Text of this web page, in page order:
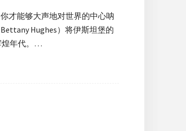
才能够大声地对世界的中心呐
Hughes）将伊斯坦堡的
煌年代。…